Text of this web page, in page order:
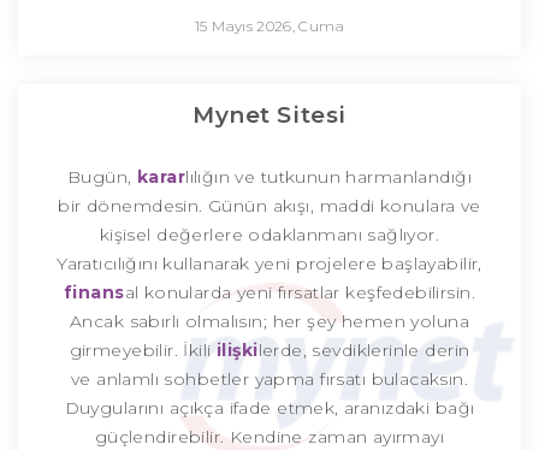
15 Mayıs 2026, Cuma
Mynet Sitesi
Bugün, kararlılığın ve tutkunun harmanlandığı
bir dönemdesin. Günün akışı, maddi konulara ve
kişisel değerlere odaklanmanı sağlıyor.
Yaratıcılığını kullanarak yeni projelere başlayabilir,
finansal konularda yeni fırsatlar keşfedebilirsin.
Ancak sabırlı olmalısın; her şey hemen yoluna
girmeyebilir. İkili ilişkilerde, sevdiklerinle derin
ve anlamlı sohbetler yapma fırsatı bulacaksın.
Duygularını açıkça ifade etmek, aranızdaki bağı
güçlendirebilir. Kendine zaman ayırmayı